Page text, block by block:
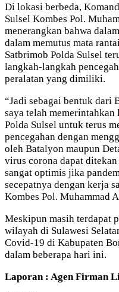
Di lokasi berbeda,
Sulsel Kombes Pol.
menerangkan bahwa
dalam memutus mata
Satbrimob Polda Sulsel
langkah-langkah
peralatan yang dimiliki.
“Jadi sebagai bentuk dari
saya telah
Polda Sulsel untuk terus
pencegahan dengan
oleh Batalyon maupun
virus corona dapat
sangat optimis jika
secepatnya dengan kerja
Kombes Pol. Muhammad
Meskipun masih terdapat
wilayah di Sulawesi
Covid-19 di Kabupaten
dalam beberapa hari ini.
Laporan : Agen Firman